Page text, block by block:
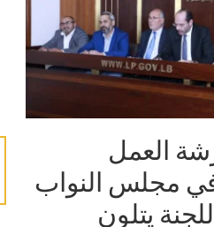
العمل
في مجلس النواب
يتلون